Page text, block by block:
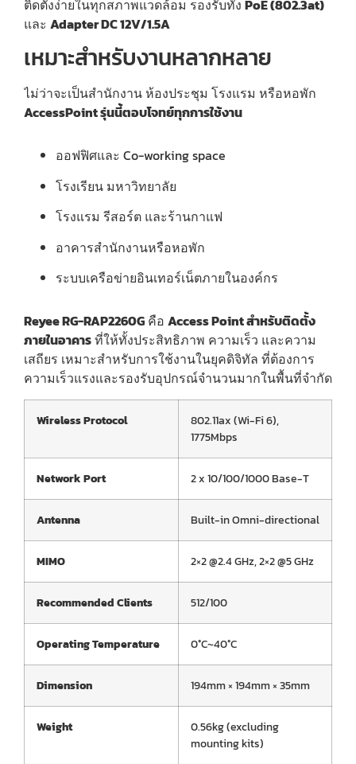
ติดตั้งง่ายในทุกสภาพแวดล้อม รองรับทั้ง PoE (802.3at)
และ Adapter DC 12V/1.5A
เหมาะสำหรับงานหลากหลาย
ไม่ว่าจะเป็นสำนักงาน ห้องประชุม โรงแรม หรือหอพัก
AccessPoint รุ่นนี้ตอบโจทย์ทุกการใช้งาน
ออฟฟิศและ Co-working space
โรงเรียน มหาวิทยาลัย
โรงแรม รีสอร์ต และร้านกาแฟ
อาคารสำนักงานหรือหอพัก
ระบบเครือข่ายอินเทอร์เน็ตภายในองค์กร
Reyee RG-RAP2260G คือ Access Point สำหรับติดตั้ง
ภายในอาคารที่ให้ทั้งประสิทธิภาพ ความเร็ว และความ
เสถียร เหมาะสำหรับการใช้งานในยุคดิจิทัล ที่ต้องการ
ความเร็วแรงและรองรับอุปกรณ์จำนวนมากในพื้นที่จำกัด
Wireless Protocol
802.11ax (Wi-Fi 6),
1775Mbps
Network Port 2 x 10/100/1000 Base-T
Antenna Built-in Omni-directional
MIMO 2×2 @2.4 GHz, 2×2 @5 GHz
Recommended Clients 512/100
Operating Temperature 0°C~40°C
Dimension 194mm × 194mm × 35mm
Weight
0.56kg (excluding
mounting kits)